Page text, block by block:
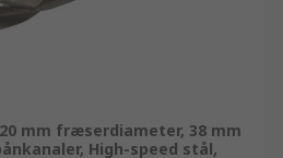
mm fræserdiameter, 38 mm
High-speed stål,